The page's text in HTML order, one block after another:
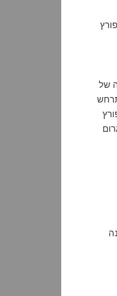
לבחור פורץ
של
הנה